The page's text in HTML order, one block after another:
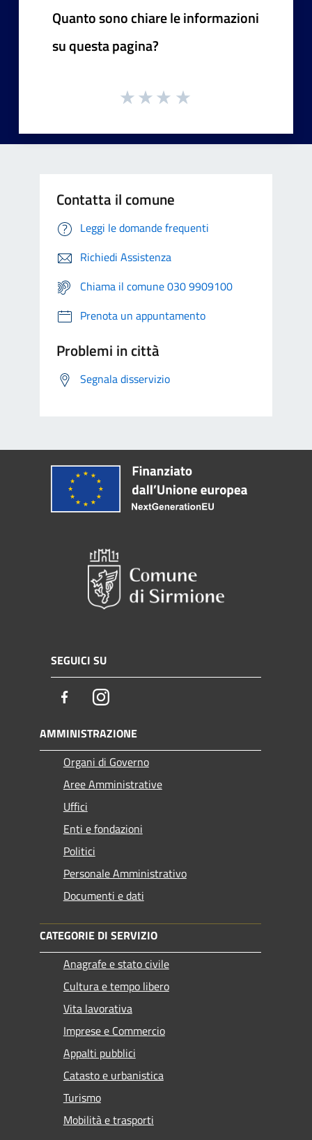
Quanto sono chiare le informazioni
su questa pagina?
Contatta il comune
Leggi le domande frequenti
Richiedi Assistenza
Chiama il comune 030 9909100
Prenota un appuntamento
Problemi in città
Segnala disservizio
SEGUICI SU
FacebookInstagram
AMMINISTRAZIONE
Organi di Governo
Aree Amministrative
Uffici
Enti e fondazioni
Politici
Personale Amministrativo
Documenti e dati
CATEGORIE DI SERVIZIO
Anagrafe e stato civile
Cultura e tempo libero
Vita lavorativa
Imprese e Commercio
Appalti pubblici
Catasto e urbanistica
Turismo
Mobilità e trasporti